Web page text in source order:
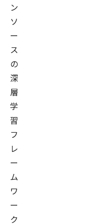
ン
ソ
ー
ス
の
深
層
学
習
フ
レ
ー
ム
ワ
ー
ク